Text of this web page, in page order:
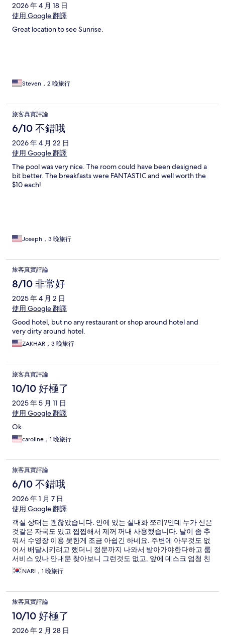
2026 年 4 月 18 日
使用 Google 翻譯
Great location to see Sunrise.
Steven，2 晚旅行
旅客真實評論
6/10 不錯哦
2026 年 4 月 22 日
使用 Google 翻譯
The pool was very nice. The room could have been designed a
bit better. The breakfasts were FANTASTIC and well worth the
$10 each!
Joseph，3 晚旅行
旅客真實評論
8/10 非常好
2025 年 4 月 2 日
使用 Google 翻譯
Good hotel, but no any restaurant or shop around hotel and
very dirty around hotel.
ZAKHAR，3 晚旅行
旅客真實評論
10/10 好極了
2025 年 5 月 11 日
使用 Google 翻譯
Ok
caroline，1 晚旅行
旅客真實評論
6/10 不錯哦
2026 年 1 月 7 日
使用 Google 翻譯
객실 상태는 괜찮았습니다. 안에 있는 실내화 쪼리?인데 누가 신은
것같은 자국도 있고 찝찝해서 제꺼 꺼내 사용했습니다. 날이 좀 추
워서 수영장 이용 못한게 조금 아쉽긴 하네요. 주변에 아무것도 없
어서 배달시키려고 했더니 정문까지 나와서 받아가야한다하고 룸
서비스 있나 안내문 찾아보니 그런것도 없고, 앞에 데스크 엄청 친
절하다고 해서 갔는데 직원이 친절하진 않네요. 그리고 공항가는
택시 불러줄수있냐고 했는데,, 너무 비싸더라고요. 그랩으로 5만
음부터 0.5박 숙소로도 여기에 머무를 생각은 없습니다.
NARI，1 晚旅行
旅客真實評論
10/10 好極了
2026 年 2 月 28 日